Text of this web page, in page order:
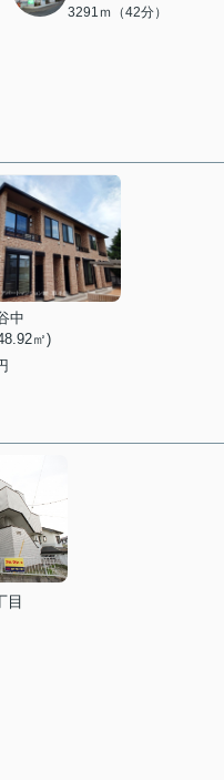
3291ｍ（42分）
中
㎡)
目